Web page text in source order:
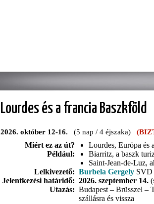
Lourdes és a francia Baszkföld
2026. október 12-16. (5 nap / 4 éjszaka)
Miért ez az út?
Például:
Lourdes, Európa és
Biarritz, a baszk
Saint-Jean-de-Luz,
Lelkivezető: Burbela Gergely SVD
Jelentkezési határidő: 2026. szeptember 14.
Utazás: Budapest – Brüsszel –
szállásra és vissza